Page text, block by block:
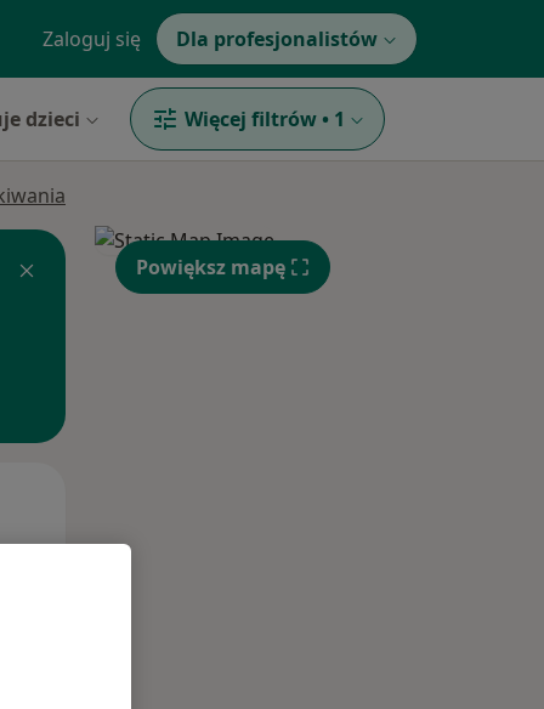
Zaloguj się Dla profesjonalistów
dzieci Więcej filtrów • 1
Powiększ mapę